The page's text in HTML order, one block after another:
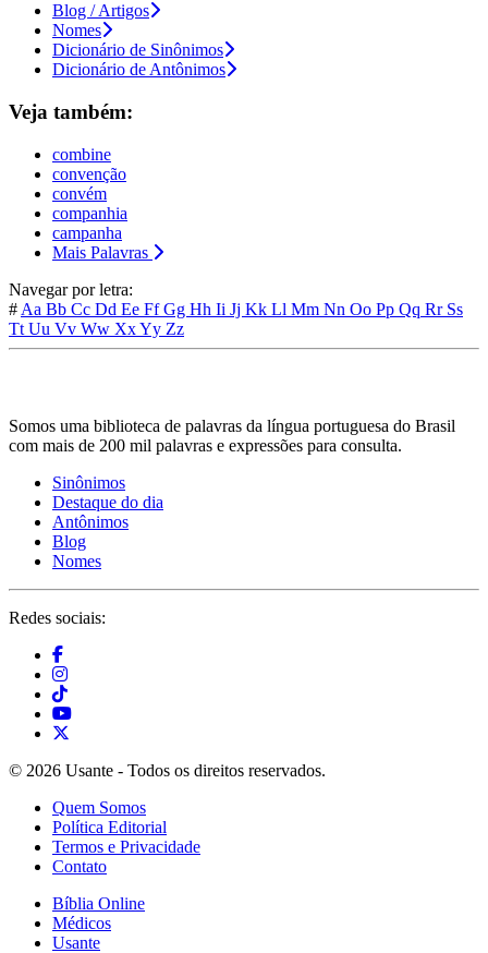
Blog / Artigos
Nomes
Dicionário de Sinônimos
Dicionário de Antônimos
Veja também:
combine
convenção
convém
companhia
campanha
Mais Palavras
Navegar por letra:
# Aa Bb Cc Dd Ee FfGg Hh Ii Jj Kk Ll Mm Nn Oo Pp Qq Rr Ss
Tt Uu Vv Ww XxYy Zz
Somos uma biblioteca de palavras da língua portuguesa do Brasil
com mais de 200 mil palavras e expressões para consulta.
Sinônimos
Destaque do dia
Antônimos
Blog
Nomes
Redes sociais:
© 2026 Usante - Todos os direitos reservados.
Quem Somos
Política Editorial
Termos e Privacidade
Contato
Bíblia Online
Médicos
Usante